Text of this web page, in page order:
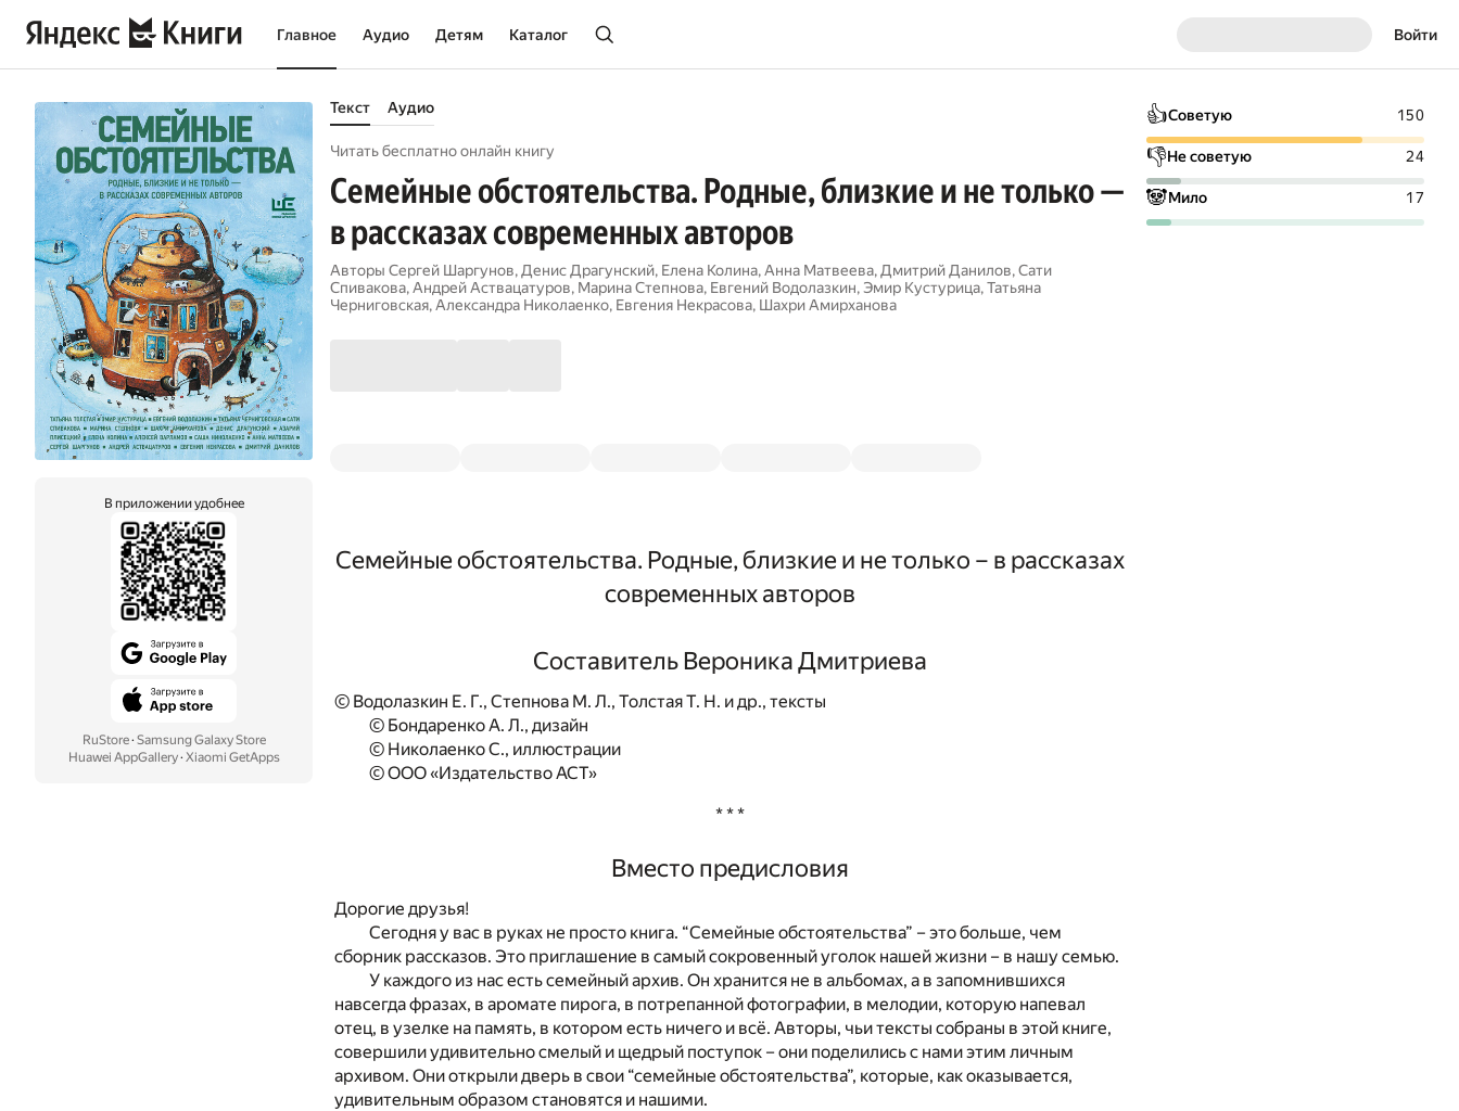
Главное Аудио Детям Каталог Войти
В приложении удобнее
RuStore· Samsung Galaxy Store
Huawei AppGallery· Xiaomi GetApps
Текст Аудио
Читать бесплатно онлайн книгу
Семейные обстоятельства. Родные, близкие и не только —
в рассказах современных авторов
Авторы Сергей Шаргунов, Денис Драгунский, Елена Колина,Анна Матвеева, Дмитрий Данилов,Сати
Спивакова,Андрей Аствацатуров, Марина Степнова, Евгений Водолазкин,Эмир Кустурица,Татьяна
Черниговская,Александра Николаенко, Евгения Некрасова, Шахри Амирханова
Семейные обстоятельства. Родные, близкие и не только – в рассказах
современных авторов
Составитель Вероника Дмитриева
© Водолазкин Е. Г., Степнова М. Л., Толстая Т. Н. и др., тексты
© Бондаренко А. Л., дизайн
© Николаенко С., иллюстрации
© ООО «Издательство АСТ»
* * *
Вместо предисловия
Дорогие друзья!
Сегодня у вас в руках не просто книга. “Семейные обстоятельства” – это больше, чем
сборник рассказов. Это приглашение в самый сокровенный уголок нашей жизни – в нашу семью.
У каждого из нас есть семейный архив. Он хранится не в альбомах, а в запомнившихся
навсегда фразах, в аромате пирога, в потрепанной фотографии, в мелодии, которую напевал
отец, в узелке на память, в котором есть ничего и всё. Авторы, чьи тексты собраны в этой книге,
совершили удивительно смелый и щедрый поступок – они поделились с нами этим личным
архивом. Они открыли дверь в свои “семейные обстоятельства”, которые, как оказывается,
удивительным образом становятся и нашими.
👍Советую 150
👎Не советую 24
🐼Мило 17